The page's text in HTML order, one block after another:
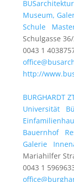
Museum,
Schule
Schulgasse
0043 1
http://
BURGHARDT
Universität
Bauernhof
Galerie
Mariahilfer
0043 1